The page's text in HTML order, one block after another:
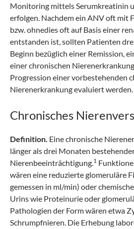
Monitoring mittels Serumkreatinin
erfolgen. Nachdem ein ANV oft mit
bzw. ohnedies oft auf Basis einer
entstanden ist, sollten Patienten
Beginn bezüglich einer Remission,
einer chronischen
Progression einer vorbestehenden
Nierenerkrankung evaluiert werden.
Chronisches
Definition. Eine chronische
länger als drei Monaten
Nierenbeeinträchtigung.1
wären eine reduzierte glomeruläre
gemessen in ml/min) oder
Urins wie Proteinurie oder
Pathologien der Form wären etwa
Schrumpfnieren. Die Erhebung